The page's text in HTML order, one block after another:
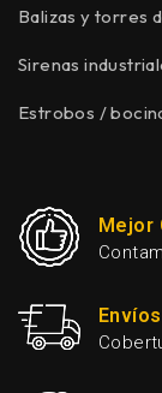
Balizas y torres
Sirenas
Estrobos /
Mejor